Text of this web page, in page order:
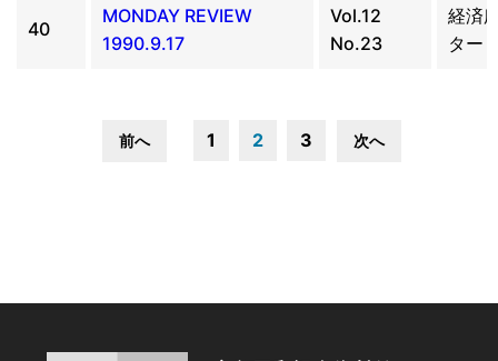
40
MONDAY REVIEW
1990.9.17
Vol.12
No.23
経済
ター
前へ 1 2 3 次へ